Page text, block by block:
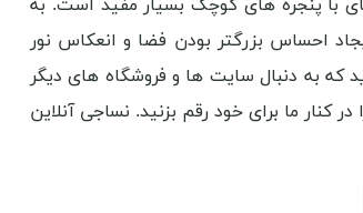
با پنجره های کوچک بسیار مفید است. به
احساس بزرگتر بودن فضا و انعکاس نور
که به دنبال سایت ها و فروشگاه های دیگر
کنار ما برای خود رقم بزنید. نساجی آنلاین